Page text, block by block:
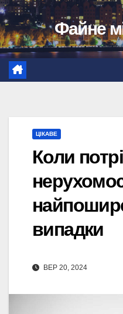
Перейти
до
вмісту
Файне
ЦІКАВЕ
Коли
випадки
ВЕР 20, 2024